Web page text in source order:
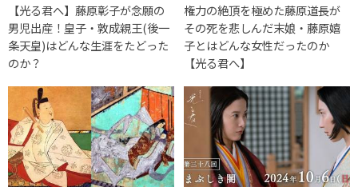
【光る君へ】藤原彰子が念願の
男児出産！皇子・敦成親王(後一
条天皇)はどんな生涯をたどった
のか？
権力の絶頂を極めた藤原道長が
その死を悲しんだ末娘・藤原嬉
子とはどんな女性だったのか
【光る君へ】